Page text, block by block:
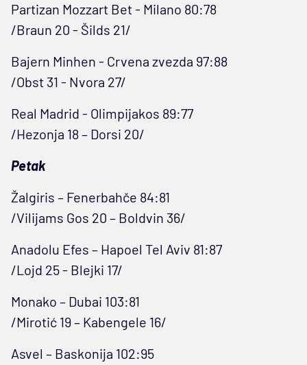
Partizan Mozzart Bet - Milano 80:78
/Braun 20 - Šilds 21/
Bajern Minhen - Crvena zvezda 97:88
/Obst 31 - Nvora 27/
Real Madrid - Olimpijakos 89:77
/Hezonja 18 – Dorsi 20/
Petak
Žalgiris – Fenerbahče 84:81
/Vilijams Gos 20 – Boldvin 36/
Anadolu Efes – Hapoel Tel Aviv 81:87
/Lojd 25 - Blejki 17/
Monako – Dubai 103:81
/Mirotić 19 – Kabengele 16/
Asvel – Baskonija 102:95